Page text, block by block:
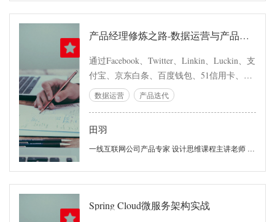
中“价值模型”三要素“目标/愿景、Stakeholder
项目目标、产品愿景，Stakeholder的分析思
路和方法，并能够有效地对相关需求进行跟
踪。 4、深刻理解业务视角下的行为需求梳
理思路；能够从“组织架构(业务流程(业务活
动(业务步骤”的业务模型中映射出“业务子系
务管控的角度组织报表需求。掌握流程分
析、场景分析（用例、用户故事）、报表需
求分析的本质技能、相关建模工具，并能够
在项目正确选择、组合。 5、深刻理解业务
视角下的数据需求梳理思路；正确理解数据
产品经理修炼之路-数据运营与产品迭代
通过Facebook、Twitter、Linkin、Luckin、支
付宝、京东白条、百度钱包、51信用卡、雪
球、招商银行掌上生活等多个金融行业以及
抖音、喜马拉雅FM、小咖秀、唱吧等泛娱乐
式，结合理论（模型+工具）、实践的方式
帮助学员在金融行业中提升学员数据分析、
数据运营 产品迭代
田羽
一线互联网公司产品专家 设计思维课程主讲老师 产品经理社区知名作者
Spring Cloud微服务架构实战